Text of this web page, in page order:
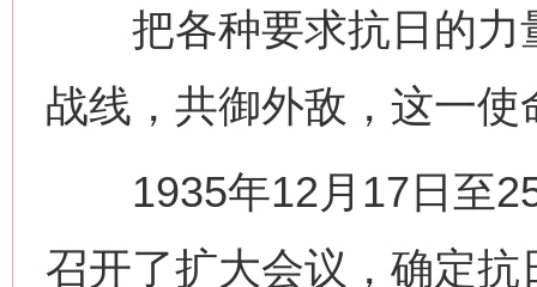
把各种要求抗日的力
战线，共御外敌，这一
1935年12月17日至25
召开了扩大会议，确定